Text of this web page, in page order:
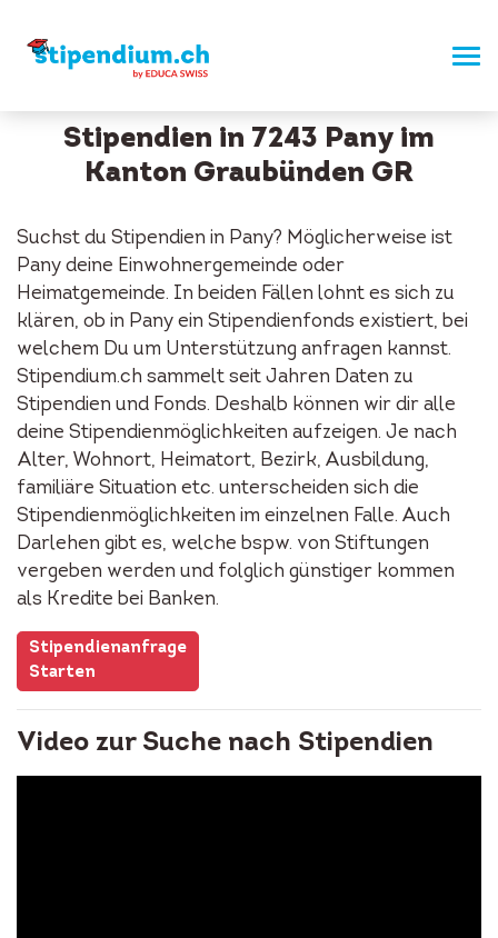
Stipendien in 7243 Pany im
Kanton Graubünden GR
Suchst du Stipendien in Pany? Möglicherweise ist
Pany deine Einwohnergemeinde oder
Heimatgemeinde. In beiden Fällen lohnt es sich zu
klären, ob in Pany ein Stipendienfonds existiert, bei
welchem Du um Unterstützung anfragen kannst.
Stipendium.ch sammelt seit Jahren Daten zu
Stipendien und Fonds. Deshalb können wir dir alle
deine Stipendienmöglichkeiten aufzeigen. Je nach
Alter, Wohnort, Heimatort, Bezirk, Ausbildung,
familiäre Situation etc. unterscheiden sich die
Stipendienmöglichkeiten im einzelnen Falle. Auch
Darlehen gibt es, welche bspw. von Stiftungen
vergeben werden und folglich günstiger kommen
als Kredite bei Banken.
Stipendienanfrage
Starten
Video zur Suche nach Stipendien